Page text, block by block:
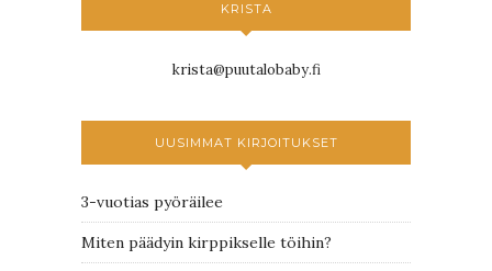
KRISTA
krista@puutalobaby.fi
UUSIMMAT KIRJOITUKSET
3-vuotias pyöräilee
Miten päädyin kirppikselle töihin?